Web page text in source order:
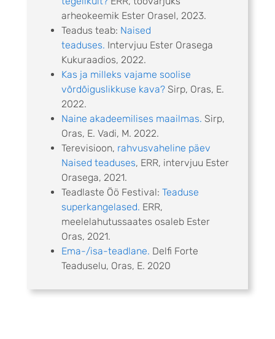
arheokeemik Ester Orasel, 2023.
Teadus teab: Naised
teaduses. Intervjuu Ester Orasega
Kukuraadios, 2022.
Kas ja milleks vajame soolise
võrdõiguslikkuse kava? Sirp, Oras, E.
2022.
Naine akadeemilises maailmas. Sirp,
Oras, E. Vadi, M. 2022.
Terevisioon, rahvusvaheline päev
Naised teaduses, ERR, intervjuu Ester
Orasega, 2021.
Teadlaste Öö Festival: Teaduse
superkangelased. ERR,
meelelahutussaates osaleb Ester
Oras, 2021.
Ema-/isa-teadlane. Delfi Forte
Teaduselu, Oras, E. 2020